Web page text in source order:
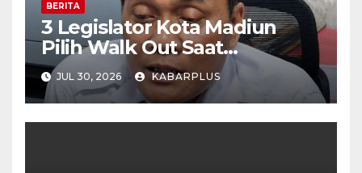
BERITA
3 Legislator Kota Madiun
Pilih Walk Out Saat
Paripurna
JUL 30, 2026 KABARPLUS